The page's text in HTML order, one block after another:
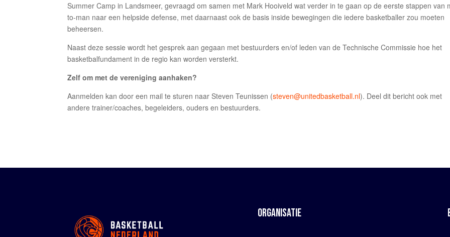
Summer Camp in Landsmeer, gevraagd om samen met Mark Hooiveld wat verder in te gaan op de eerste stappen van
to-man naar een helpside defense, met daarnaast ook de basis inside bewegingen die iedere basketballer zou moeten
beheersen.
Naast deze sessie wordt het gesprek aan gegaan met bestuurders en/of leden van de Technische Commissie hoe het
basketbalfundament in de regio kan worden versterkt.
Zelf om met de vereniging aanhaken?
Aanmelden kan door een mail te sturen naar Steven Teunissen (steven@unitedbasketball.nl). Deel dit bericht ook met
andere trainer/coaches, begeleiders, ouders en bestuurders.
ORGANISATIE